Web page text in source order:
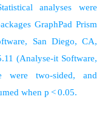
analyses were
GraphPad Prism
San Diego, CA,
(Analyse-it Software,
were two-sided, and
when p < 0.05.